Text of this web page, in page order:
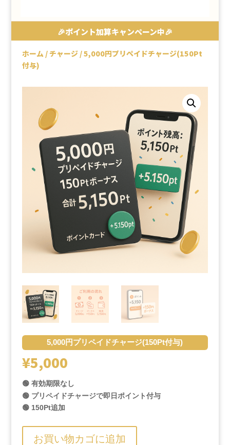
🎉ポイント加算キャンペーン中🎉
ホーム/ チャージ/ 5,000円プリペイドチャージ(150Pt
付与)
5,000円プリペイドチャージ(150Pt付与)
¥5,000
🟢 有効期限なし
🟢 プリペイドチャージで即日ポイント付与
🟢 150Pt追加
お買い物カゴに追加